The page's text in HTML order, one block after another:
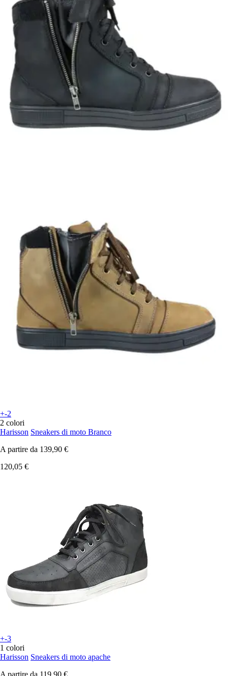
+-2
2 colori
Harisson Sneakers di moto Branco
A partire da 139,90 €
120,05 €
+-3
1 colori
Harisson Sneakers di moto apache
A partire da 119,90 €